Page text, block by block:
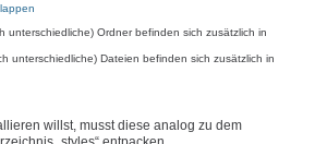
unterschiedliche) Ordner befinden sich zusätzlich in
unterschiedliche) Dateien befinden sich zusätzlich in
willst, musst diese analog zu dem